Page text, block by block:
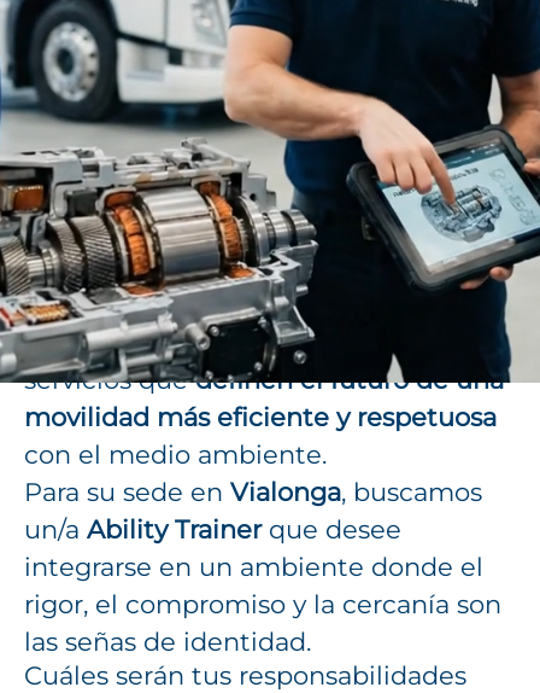
Especialista en formación técnica
(Vialonga, Portugal)
Nuestro cliente es una
prestigiosa
multinacional líder en soluciones de
transporte sostenible, con presencia
enmás de 100 paísesy una trayectoria
demás de 130 años. Diseñan
camiones, autobuses, motores y
servicios quedefinen el futuro de una
movilidad más eficiente y respetuosa
con el medio ambiente.
Para su sede en Vialonga, buscamos
un/a Ability Trainerque desee
integrarse en un ambiente donde el
rigor, el compromiso y la cercanía son
las señas de identidad.
Cuáles serán tus responsabilidades